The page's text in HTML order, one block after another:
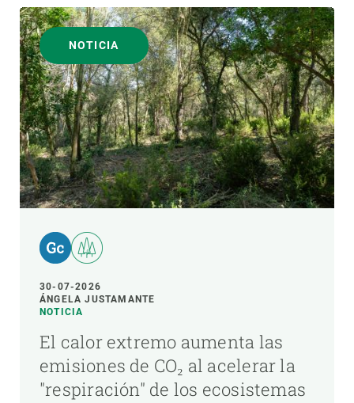
NOTICIA
30-07-2026
ÁNGELA JUSTAMANTE
NOTICIA
El calor extremo aumenta las
emisiones de CO₂ al acelerar la
"respiración" de los ecosistemas